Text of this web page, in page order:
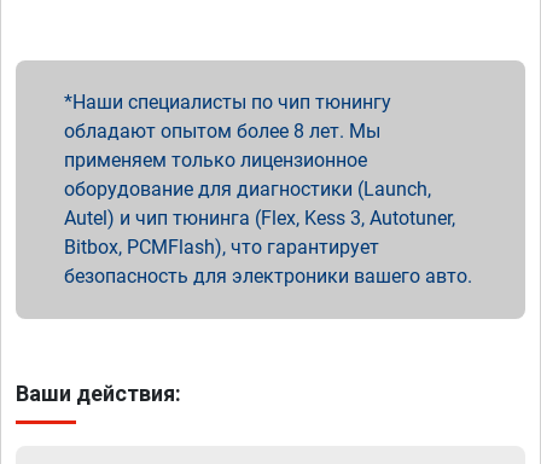
Наши специалисты по чип тюнингу
обладают опытом более 8 лет. Мы
применяем только лицензионное
оборудование для диагностики (Launch,
Autel) и чип тюнинга (Flex, Kess 3, Autotuner,
Bitbox, PCMFlash), что гарантирует
безопасность для электроники вашего авто.
Ваши действия: